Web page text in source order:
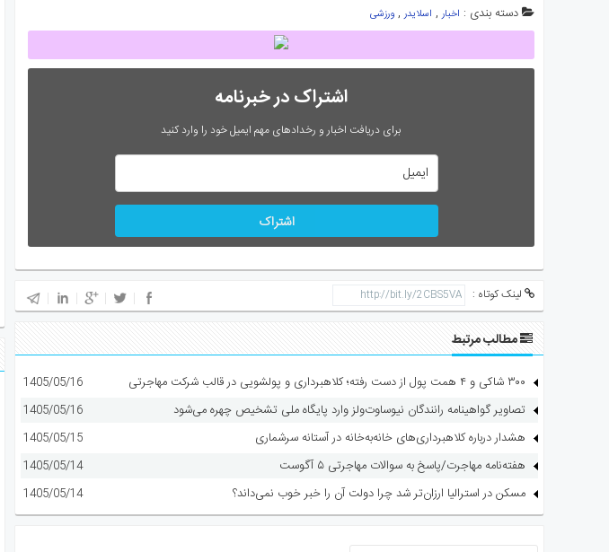
دسته بندی : اخبار, اسلایدر, ورزشی
اشتراک در خبرنامه
برای دریافت اخبار و رخدادهای مهم ایمیل خود را وارد کنید
اشتراک
لینک کوتاه :
مطالب مرتبط
۳۰۰ شاکی و ۴ همت پول از دست رفته؛ کلاهبرداری و پولشویی در قالب شرکت مهاجرتی 1405/05/16
تصاویر گواهینامه رانندگان نیوساوت‌ولز وارد پایگاه ملی تشخیص چهره می‌شود 1405/05/16
هشدار درباره کلاهبرداری‌های خانه‌به‌خانه در آستانه سرشماری 1405/05/15
هفته‌نامه مهاجرت/پاسخ به سوالات مهاجرتی ۵ آگوست 1405/05/14
مسکن در استرالیا ارزان‌تر شد چرا دولت آن را خبر خوب نمی‌داند؟ 1405/05/14
ارسال دیدگاه